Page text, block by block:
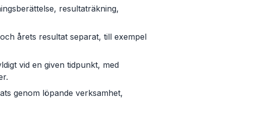
resultaträkning,
årets resultat separat, till exempel
vid en given tidpunkt, med
genom löpande verksamhet,